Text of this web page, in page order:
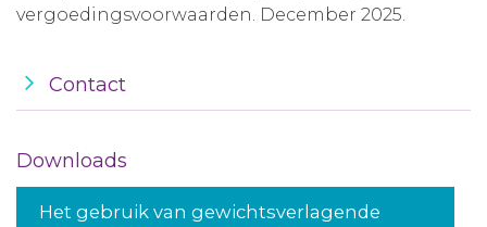
vergoedingsvoorwaarden. December 2025.
Contact
Downloads
Het gebruik van gewichtsverlagende